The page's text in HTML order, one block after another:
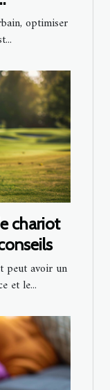
optimiser
chariot
peut avoir un
et le...